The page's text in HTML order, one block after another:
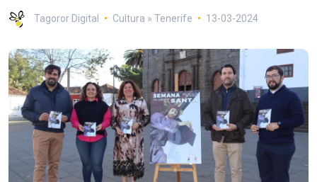
Tagoror Digital Cultura » Tenerife 13-03-2024